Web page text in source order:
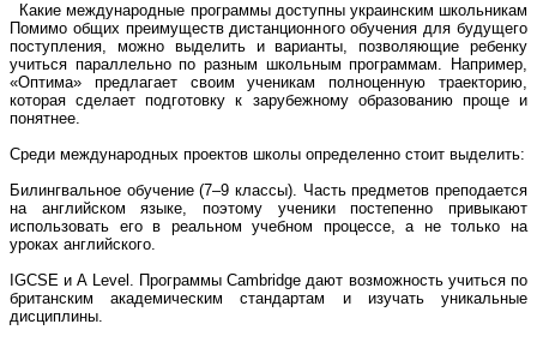
Какие международные программы доступны украинским школьникам
Помимо общих преимуществ дистанционного обучения для будущего
поступления, можно выделить и варианты, позволяющие ребенку
учиться параллельно по разным школьным программам. Например,
«Оптима» предлагает своим ученикам полноценную траекторию,
которая сделает подготовку к зарубежному образованию проще и
понятнее.
Среди международных проектов школы определенно стоит выделить:
Билингвальное обучение (7–9 классы). Часть предметов преподается
на английском языке, поэтому ученики постепенно привыкают
использовать его в реальном учебном процессе, а не только на
уроках английского.
IGCSE и A Level. Программы Cambridge дают возможность учиться по
британским академическим стандартам и изучать уникальные
дисциплины.